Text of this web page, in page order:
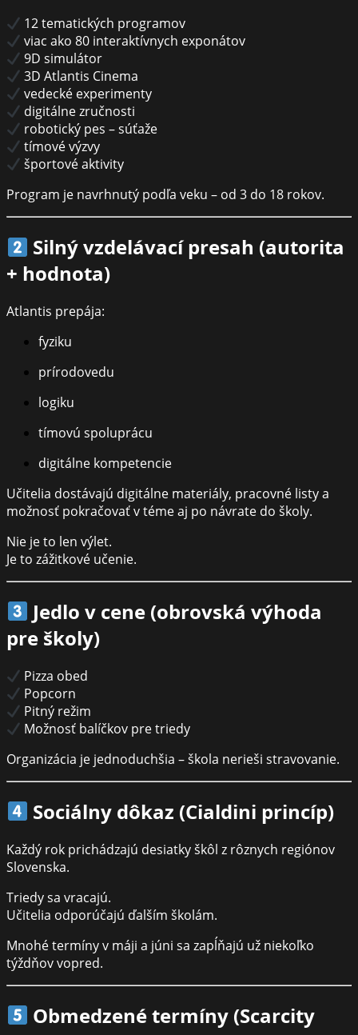
12 tematických programov
viac ako 80 interaktívnych exponátov
9D simulátor
3D Atlantis Cinema
vedecké experimenty
digitálne zručnosti
robotický pes – súťaže
tímové výzvy
športové aktivity
Program je navrhnutý podľa veku – od 3 do 18 rokov.
Silný vzdelávací presah (autorita
+ hodnota)
Atlantis prepája:
fyziku
prírodovedu
logiku
tímovú spoluprácu
digitálne kompetencie
Učitelia dostávajú digitálne materiály, pracovné listy a
možnosť pokračovať v téme aj po návrate do školy.
Nie je to len výlet.
Je to zážitkové učenie.
Jedlo v cene (obrovská výhoda
pre školy)
Pizza obed
Popcorn
Pitný režim
Možnosť balíčkov pre triedy
Organizácia je jednoduchšia – škola nerieši stravovanie.
Sociálny dôkaz (Cialdini princíp)
Každý rok prichádzajú desiatky škôl z rôznych regiónov
Slovenska.
Triedy sa vracajú.
Učitelia odporúčajú ďalším školám.
Mnohé termíny v máji a júni sa zapĺňajú už niekoľko
týždňov vopred.
Obmedzené termíny (Scarcity